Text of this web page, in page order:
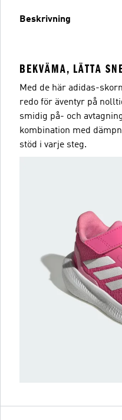
Beskrivning
BEKVÄMA, LÄTTA
Med de här adidas-
redo för äventyr på
smidig på- och
kombination med
stöd i varje steg.